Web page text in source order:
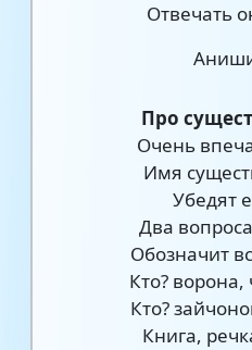
Отвечать
Про
Очень
Имя
Убедят
Два
Обозначит
Кто?
Кто?
Книга,